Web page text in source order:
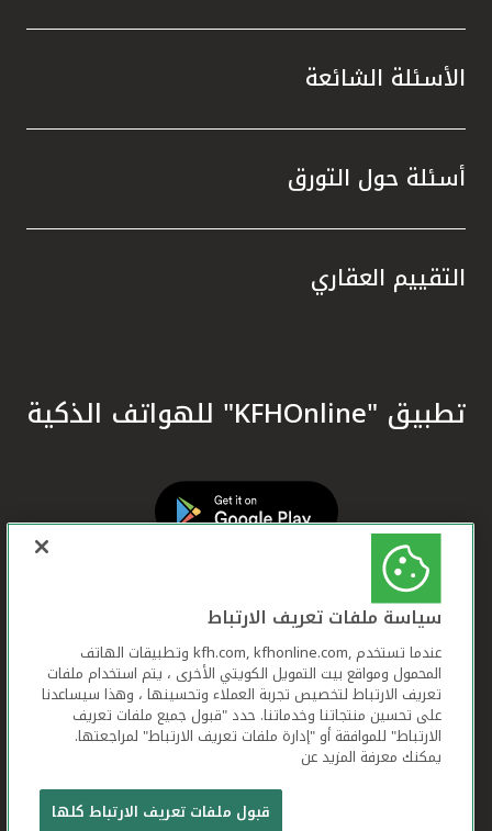
الأسئلة الشائعة
أسئلة حول التورق
التقييم العقاري
تطبيق "KFHOnline" للهواتف الذكية
بيت التمويل الكويتي جميع الحقوق محفوظة © 2026
سياسة ملفات تعريف الارتباط
عندما تستخدم ,kfh.com, kfhonline.com وتطبيقات الهاتف
المحمول ومواقع بيت التمويل الكويتي الأخرى ، يتم استخدام ملفات
تعريف الارتباط لتخصيص تجربة العملاء وتحسينها ، وهذا سيساعدنا
على تحسين منتجاتنا وخدماتنا. حدد "قبول جميع ملفات تعريف
الارتباط" للموافقة أو "إدارة ملفات تعريف الارتباط" لمراجعتها.
يمكنك معرفة المزيد عن
قبول ملفات تعريف الارتباط كلها